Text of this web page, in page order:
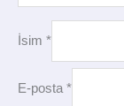
İsim *
E-posta *